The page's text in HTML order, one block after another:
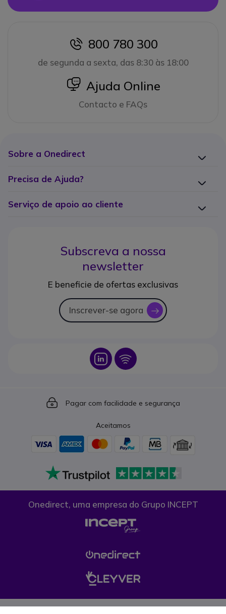
icon
800 780 300
de segunda a sexta, das 8:30 às 18:00
icon
Ajuda Online
Contacto e FAQs
Sobre a Onedirect
Precisa de Ajuda?
Serviço de apoio ao cliente
Subscreva a nossa
newsletter
E beneficie de ofertas exclusivas
Inscrever-se agora icon
Icon Icon
Icon
Pagar com facilidade e segurança
Aceitamos
Onedirect, uma empresa do Grupo INCEPT